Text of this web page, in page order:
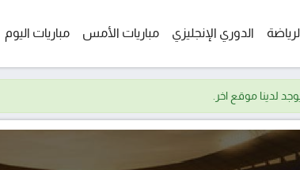
الدوري الإنجليزي مباريات الأمس مباريات اليوم